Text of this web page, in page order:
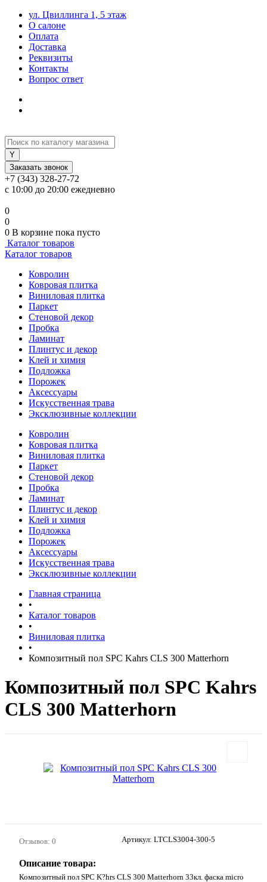
ул. Цвиллинга 1, 5 этаж
О салоне
Оплата
Доставка
Реквизиты
Контакты
Вопрос ответ
Заказать звонок
+7 (343) 328-27-72
с 10:00 до 20:00 ежедневно
0
0
0 В корзине пока пусто
Каталог товаров
Каталог товаров
Ковролин
Ковровая плитка
Виниловая плитка
Паркет
Стеновой декор
Пробка
Ламинат
Плинтус и декор
Клей и химия
Подложка
Порожек
Аксессуары
Искусственная трава
Эксклюзивные коллекции
Ковролин
Ковровая плитка
Виниловая плитка
Паркет
Стеновой декор
Пробка
Ламинат
Плинтус и декор
Клей и химия
Подложка
Порожек
Аксессуары
Искусственная трава
Эксклюзивные коллекции
Главная страница
•
Каталог товаров
•
Виниловая плитка
•
Композитный пол SPC Kahrs CLS 300 Matterhorn
Композитный пол SPC Kahrs
CLS 300 Matterhorn
Отзывов: 0 Артикул: LTCLS3004-300-5
Описание товара:
Композитный пол SPC K?hrs CLS 300 Matterhorn 33кл. фаска micro